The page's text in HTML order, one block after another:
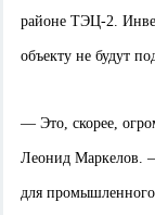
районе ТЭЦ-2.
объекту не будут
— Это, скорее,
Леонид Маркелов.
для